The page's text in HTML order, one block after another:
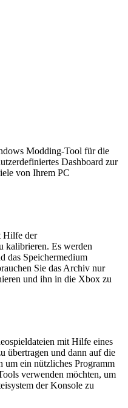
Modding-Tool für die
Dashboard zur
von Ihrem PC
Hilfe der
kalibrieren. Es werden
das Speichermedium
Sie das Archiv nur
und ihn in die Xbox zu
mit Hilfe eines
übertragen und dann auf die
um ein nützliches Programm
verwenden möchten, um
der Konsole zu